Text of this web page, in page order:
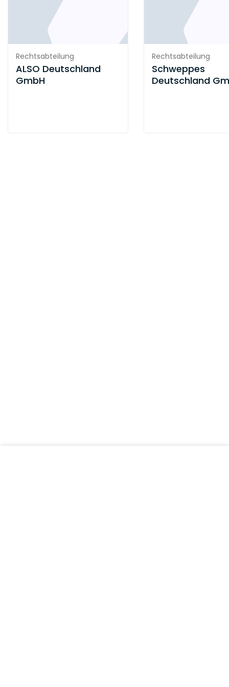
Südwestfalen-IT und wickelt die Geschäfte
außerhalb des Verbandes ab.
Rechtsabteilung
ALSO Deutschland
GmbH
Rechtsabteilung
Schweppes
Deutschland